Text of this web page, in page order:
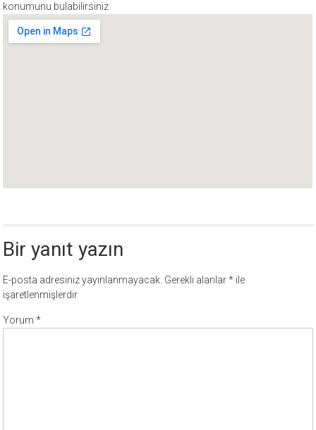
konumunu bulabilirsiniz
Bir yanıt yazın
E-posta adresiniz yayınlanmayacak. Gerekli alanlar* ile
işaretlenmişlerdir
Yorum*